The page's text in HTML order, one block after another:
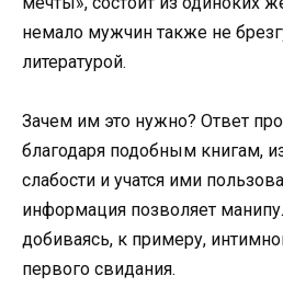
немало мужчин также не
литературой.
Зачем им это нужно? Ответ
благодаря подобным книгам,
слабости и учатся ими
информация позволяет
добиваясь, к примеру,
первого свидания.